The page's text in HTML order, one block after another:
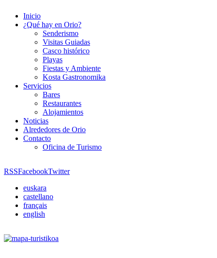
Inicio
¿Qué hay en Orio?
Senderismo
Visitas Guiadas
Casco histórico
Playas
Fiestas y Ambiente
Kosta Gastronomika
Servicios
Bares
Restaurantes
Alojamientos
Noticias
Alrededores de Orio
Contacto
Oficina de Turismo
RSSFacebookTwitter
euskara
castellano
français
english